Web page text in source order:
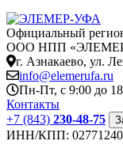
Официальный
ООО НПП «ЭЛЕМЕР»
г. Азнакаево, ул.
info@elemerufa.ru
Пн-Пт, с 9:00 до
Контакты
+7 (843) 230-48-75
ИНН/КПП: